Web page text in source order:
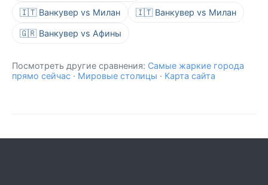
🇮🇹 Ванкувер vs Милан 🇮🇹 Ванкувер vs Милан
🇬🇷 Ванкувер vs Афины
Посмотреть другие сравнения: Самые жаркие города
прямо сейчас · Мировые столицы · Карта сайта